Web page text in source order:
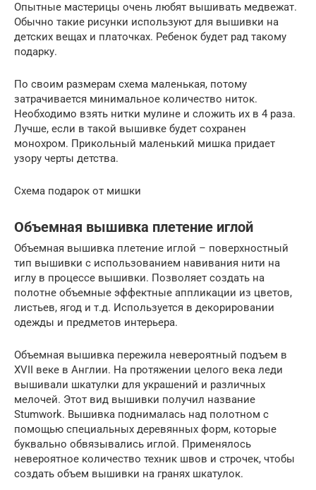
Опытные мастерицы очень любят вышивать медвежат.
Обычно такие рисунки используют для вышивки на
детских вещах и платочках. Ребенок будет рад такому
подарку.
По своим размерам схема маленькая, потому
затрачивается минимальное количество ниток.
Необходимо взять нитки мулине и сложить их в 4 раза.
Лучше, если в такой вышивке будет сохранен
монохром. Прикольный маленький мишка придает
узору черты детства.
Схема подарок от мишки
Объемная вышивка плетение иглой
Объемная вышивка плетение иглой – поверхностный
тип вышивки с использованием навивания нити на
иглу в процессе вышивки. Позволяет создать на
полотне объемные эффектные аппликации из цветов,
листьев, ягод и т.д. Используется в декорировании
одежды и предметов интерьера.
Объемная вышивка пережила невероятный подъем в
XVII веке в Англии. На протяжении целого века леди
вышивали шкатулки для украшений и различных
мелочей. Этот вид вышивки получил название
Stumwork. Вышивка поднималась над полотном с
помощью специальных деревянных форм, которые
буквально обвязывались иглой. Применялось
невероятное количество техник швов и строчек, чтобы
создать объем вышивки на гранях шкатулок.